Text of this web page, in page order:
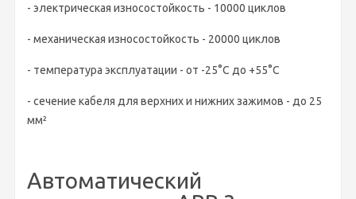
- электрическая износостойкость - 10000 циклов
- механическая износостойкость - 20000 циклов
- температура эксплуатации - от -25°C до +55°C
- сечение кабеля для верхних и нижних зажимов - до 25
мм²
Автоматический